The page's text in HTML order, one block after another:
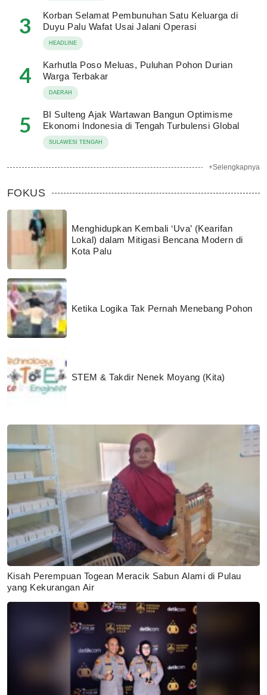
3
Korban Selamat Pembunuhan Satu Keluarga di
Duyu Palu Wafat Usai Jalani Operasi
HEADLINE
4
Karhutla Poso Meluas, Puluhan Pohon Durian
Warga Terbakar
DAERAH
5
BI Sulteng Ajak Wartawan Bangun Optimisme
Ekonomi Indonesia di Tengah Turbulensi Global
SULAWESI TENGAH
+Selengkapnya
FOKUS
Menghidupkan Kembali ‘Uva’ (Kearifan
Lokal) dalam Mitigasi Bencana Modern di
Kota Palu
Ketika Logika Tak Pernah Menebang Pohon
STEM & Takdir Nenek Moyang (Kita)
Kisah Perempuan Togean Meracik Sabun Alami di Pulau
yang Kekurangan Air